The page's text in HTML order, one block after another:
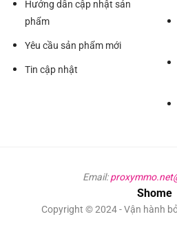
Hướng dẫn cập nhật sản
phẩm
Yêu cầu sản phẩm mới
Tin cập nhật
Email:
Shome
Copyright © 2024 - Vận hành